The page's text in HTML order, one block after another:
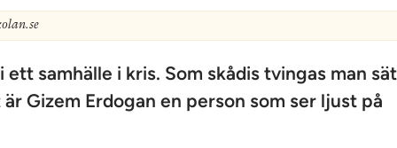
samhälle i kris. Som skådis tvingas man
Gizem Erdogan en person som ser ljust på